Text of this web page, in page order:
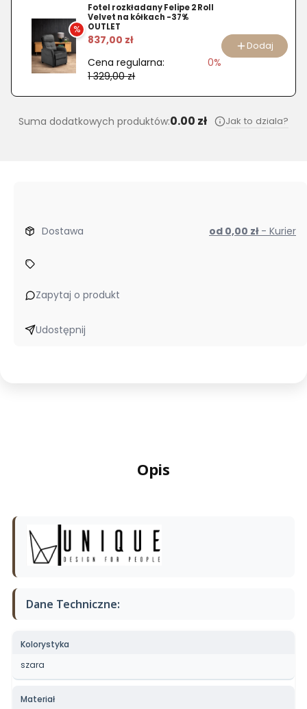
%
Fotel rozkładany Felipe 2 Roll
Velvet na kółkach -37%
OUTLET
837,00 zł
Cena regularna:
1 329,00 zł
0%
Dodaj
Suma dodatkowych produktów:0.00 zł Jak to dziala?
Dostawa od 0,00 zł - Kurier
Zapytaj o produkt
Udostępnij
Opis
Dane Techniczne:
Kolorystyka
szara
Materiał